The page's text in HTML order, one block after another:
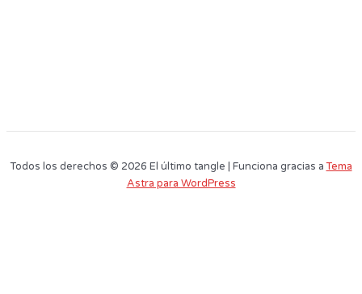
Todos los derechos © 2026 El último tangle | Funciona gracias aTema
Astra para WordPress